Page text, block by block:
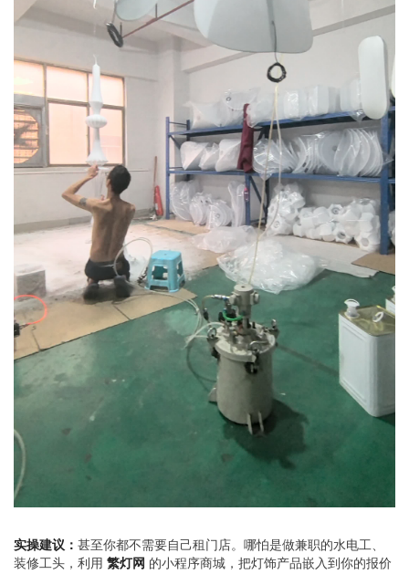
实操建议： 甚至你都不需要自己租门店。哪怕是做兼职的水电工、
装修工头，利用 繁灯网 的小程序商城，把灯饰产品嵌入到你的报价